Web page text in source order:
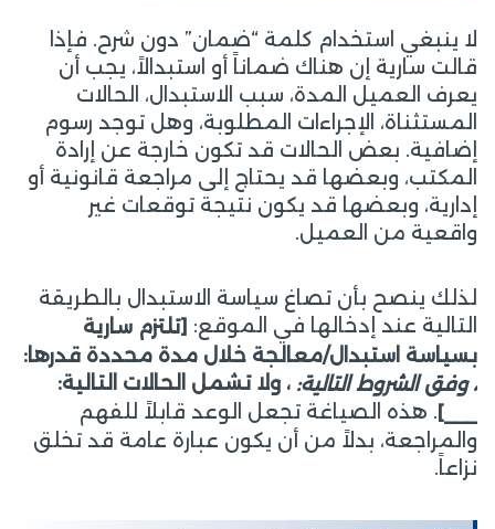
لا ينبغي استخدام كلمة “ضمان” دون شرح. فإذا
قالت سارية إن هناك ضماناً أو استبدالاً، يجب أن
يعرف العميل المدة، سبب الاستبدال، الحالات
المستثناة، الإجراءات المطلوبة، وهل توجد رسوم
إضافية. بعض الحالات قد تكون خارجة عن إرادة
المكتب، وبعضها قد يحتاج إلى مراجعة قانونية أو
إدارية، وبعضها قد يكون نتيجة توقعات غير
واقعية من العميل.
لذلك ينصح بأن تصاغ سياسة الاستبدال بالطريقة
التالية عند إدخالها في الموقع: [تلتزم سارية
بسياسة استبدال/معالجة خلال مدة محددة قدرها:
، وفق الشروط التالية: ، ولا تشمل الحالات التالية:
___]. هذه الصياغة تجعل الوعد قابلاً للفهم
والمراجعة، بدلاً من أن يكون عبارة عامة قد تخلق
نزاعاً.